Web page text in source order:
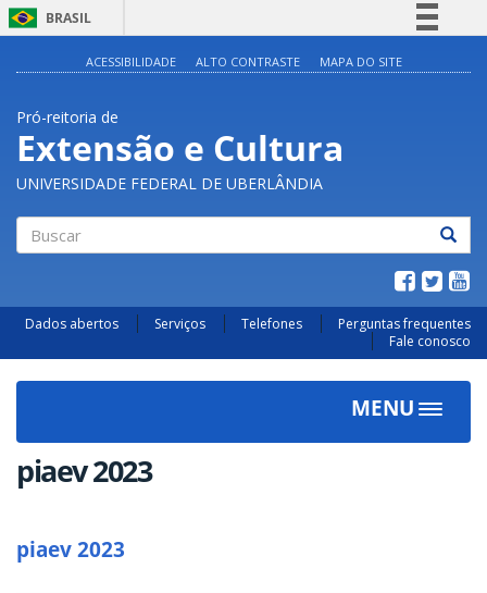
BRASIL
Acesso à informação
Legislação
Canais
ACESSIBILIDADE ALTO CONTRASTE MAPA DO SITE
Pró-reitoria de
Extensão e Cultura
UNIVERSIDADE FEDERAL DE UBERLÂNDIA
Dados abertos Serviços Telefones
Perguntas frequentes
Fale conosco
MENU
Toggle
piaev 2023
piaev 2023